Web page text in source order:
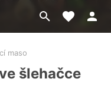
Přejít
na
Moje
maso
šlehačce